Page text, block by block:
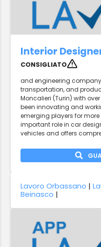
Interior
CONSIGLIATO
and engineering
transportation, and
Moncalieri (Turin) with
been innovating and
emerging players for
important role in car
vehicles and offers
Lavoro Orbassano |
Beinasco |